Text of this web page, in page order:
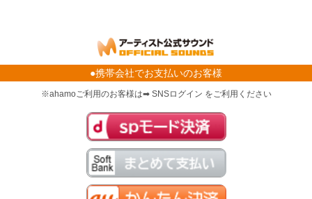
●携帯会社でお支払いのお客様
※ahamoご利用のお客様は➡ SNSログイン をご利用ください